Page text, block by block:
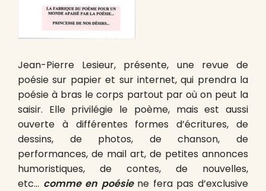
Jean-Pierre Lesieur, présente, une revue de
poésie sur papier et sur internet, qui prendra la
poésie à bras le corps partout par où on peut la
saisir. Elle privilégie le poème, mais est aussi
ouverte à différentes formes d’écritures, de
dessins, de photos, de chanson, de
performances, de mail art, de petites annonces
humoristiques, de contes, de nouvelles,
etc… comme en poésiene fera pas d’exclusive